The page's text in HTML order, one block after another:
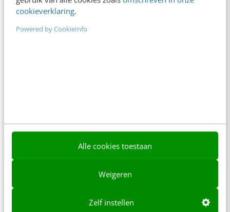
cookieverklaring.
Powered by CookieInfo
Alle cookies toestaan
Weigeren
Zelf instellen
Meer contactopties
Frankwatching